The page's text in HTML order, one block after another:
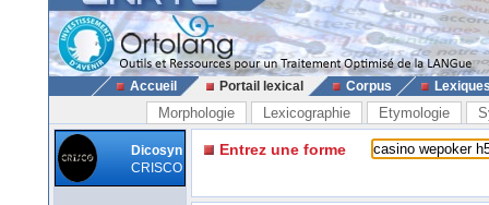
Accueil Portail lexical Corpus
Morphologie Lexicographie Etymologie
Dicosyn
CRISCO
Entrez une forme